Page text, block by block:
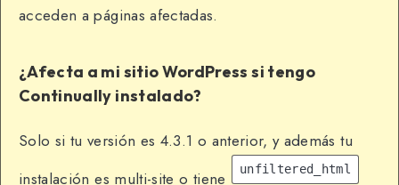
acceden a páginas afectadas.
¿Afecta a mi sitio WordPress si tengo
Continually instalado?
Solo si tu versión es 4.3.1 o anterior, y además tu
instalación es multi-site o tiene
unfiltered_html